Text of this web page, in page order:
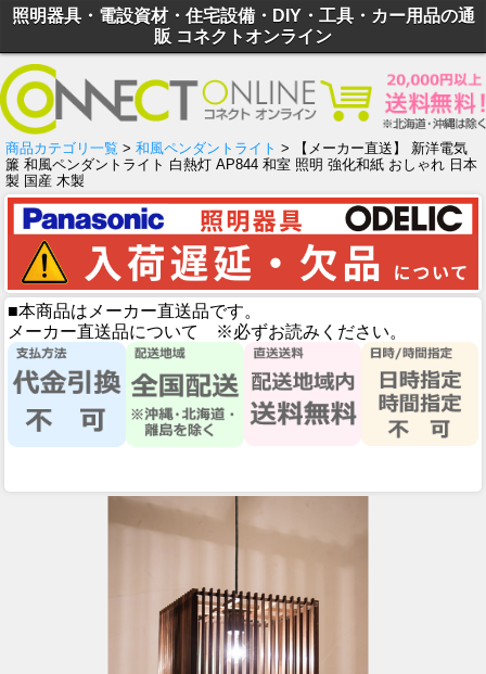
照明器具・電設資材・住宅設備・DIY・工具・カー用品の通
販 コネクトオンライン
商品カテゴリ一覧 > 和風ペンダントライト > 【メーカー直送】 新洋電気
簾 和風ペンダントライト 白熱灯 AP844 和室 照明 強化和紙 おしゃれ 日本
製 国産 木製
■本商品はメーカー直送品です。
メーカー直送品について ※必ずお読みください。